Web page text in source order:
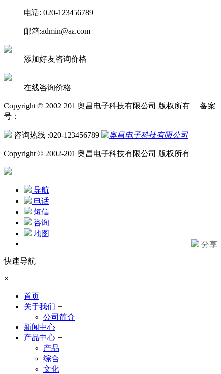
电话: 020-123456789
邮箱:admin@aa.com
添加好友咨询价格
在线咨询价格
Copyright © 2002-201 奥昌电子科技有限公司 版权所有 备案
号：
咨询热线 :020-123456789
Copyright © 2002-201 奥昌电子科技有限公司 版权所有
导航
电话
短信
咨询
地图
分享
快速导航
×
首页
关于我们 +
公司简介
新闻中心
产品中心 +
产品
综合
文化